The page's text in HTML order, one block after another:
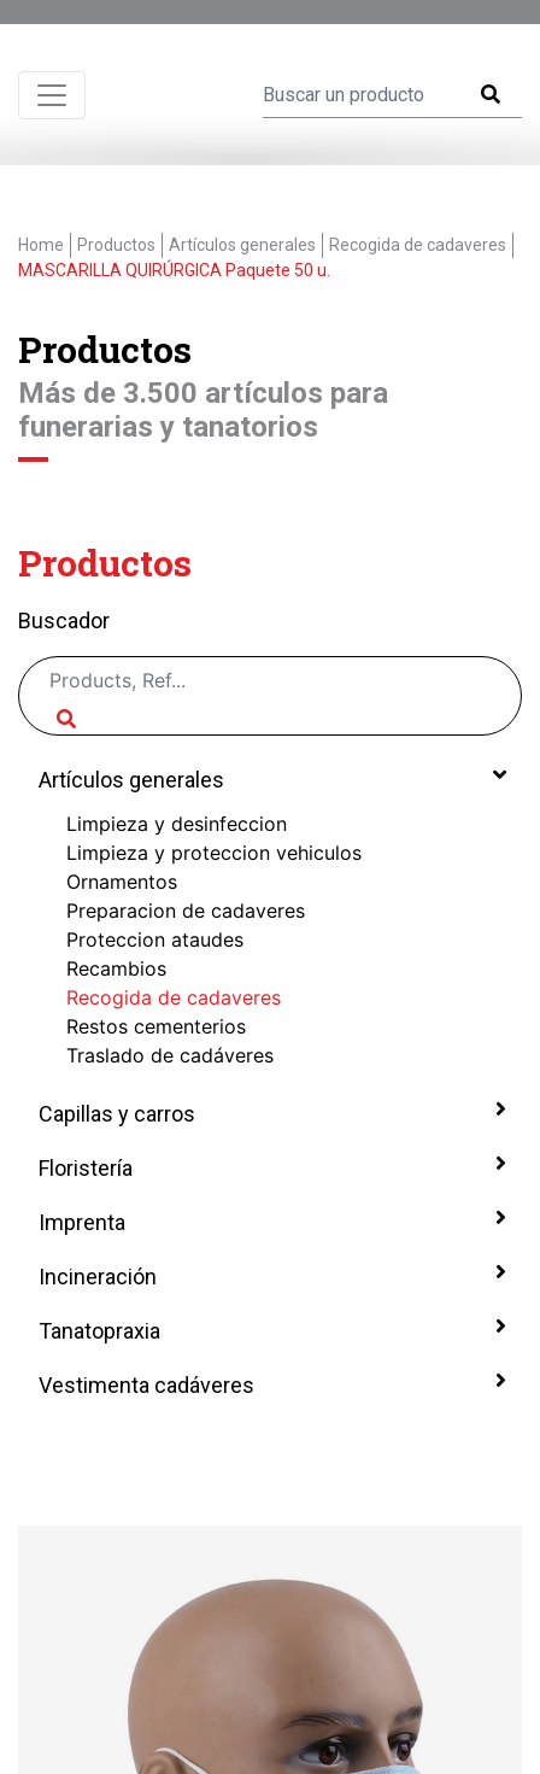
Home Productos Artículos generales
Recogida de cadaveres
MASCARILLA QUIRÚRGICA Paquete 50 u.
Productos
Más de 3.500 artículos para
funerarias y tanatorios
Productos
Buscador
Artículos generales
Limpieza y desinfeccion
Limpieza y proteccion vehiculos
Ornamentos
Preparacion de cadaveres
Proteccion ataudes
Recambios
Recogida de cadaveres
Restos cementerios
Traslado de cadáveres
Capillas y carros
Floristería
Imprenta
Incineración
Tanatopraxia
Vestimenta cadáveres